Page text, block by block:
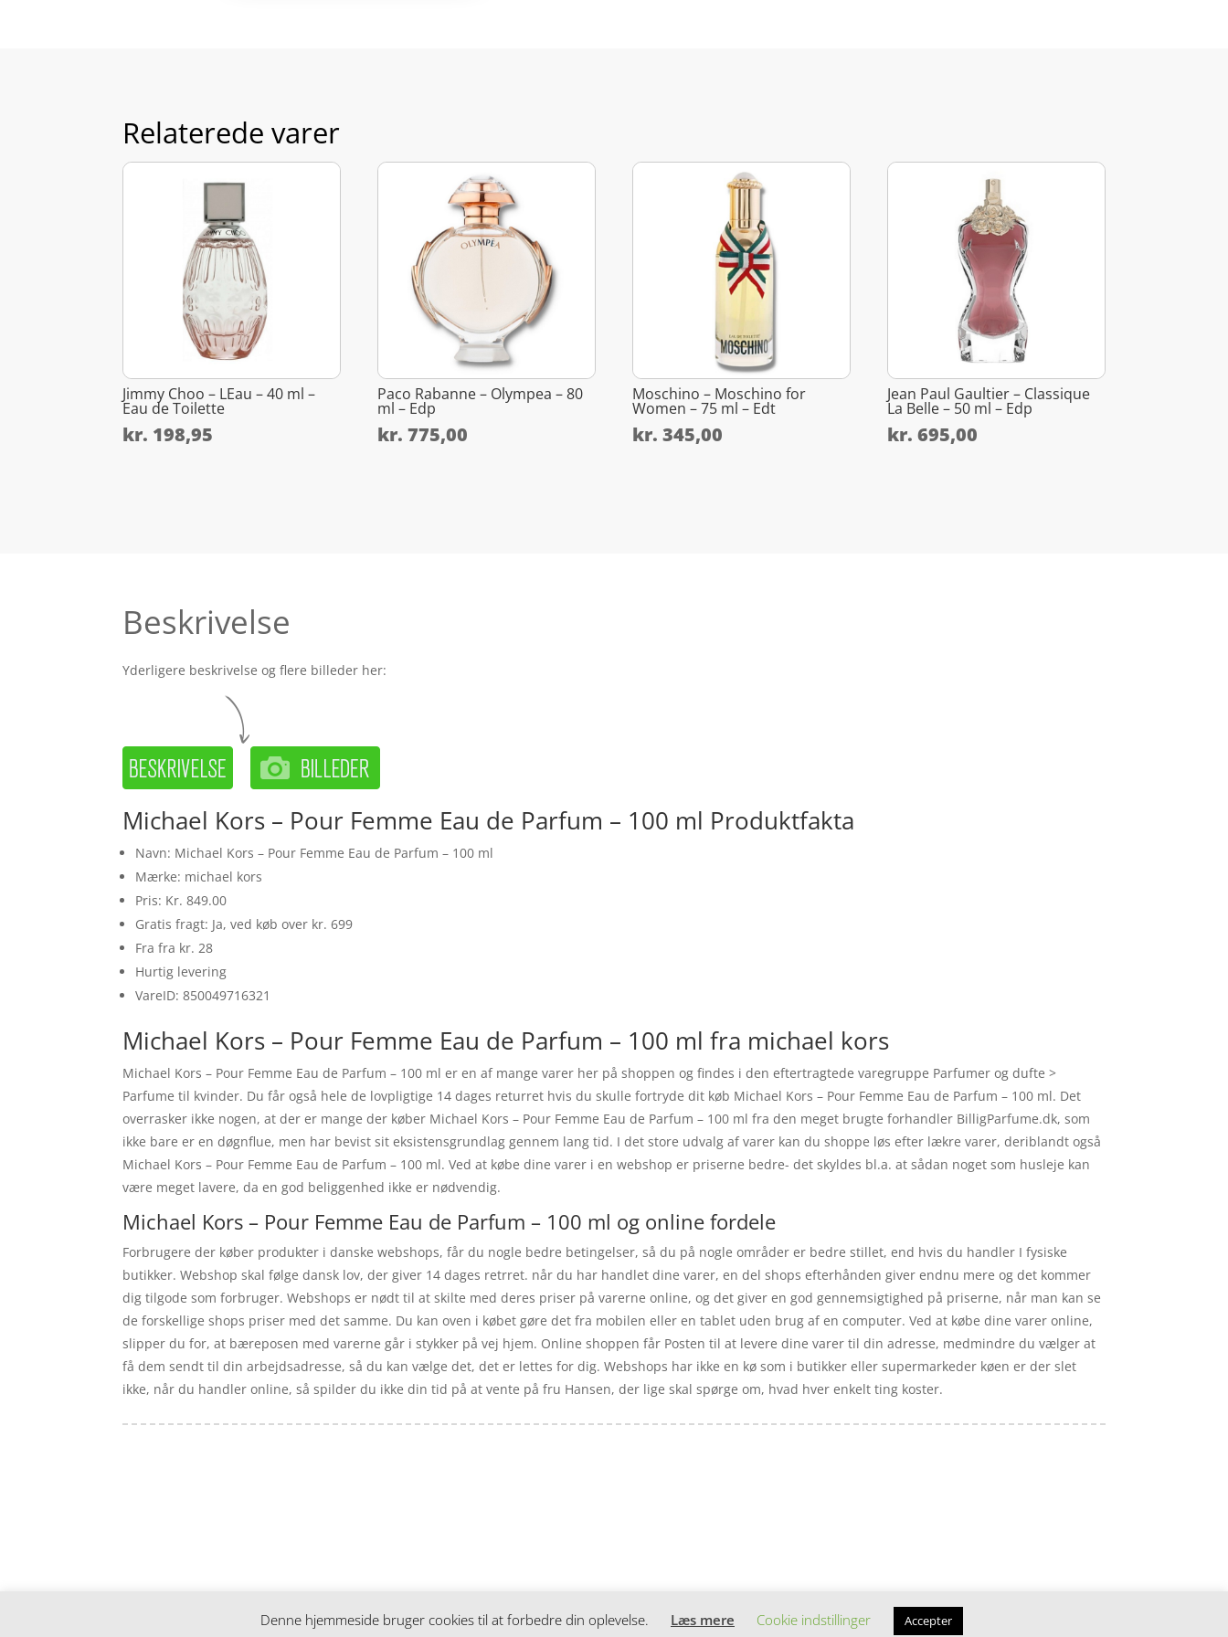
Relaterede varer
Jimmy Choo – LEau – 40 ml –
Eau de Toilette
kr. 198,95
Paco Rabanne – Olympea – 80
ml – Edp
kr. 775,00
Moschino – Moschino for
Women – 75 ml – Edt
kr. 345,00
Jean Paul Gaultier – Classique
La Belle – 50 ml – Edp
kr. 695,00
Beskrivelse
Yderligere beskrivelse og flere billeder her:
Michael Kors – Pour Femme Eau de Parfum – 100 ml Produktfakta
Navn: Michael Kors – Pour Femme Eau de Parfum – 100 ml
Mærke: michael kors
Pris: Kr. 849.00
Gratis fragt: Ja, ved køb over kr. 699
Fra fra kr. 28
Hurtig levering
VareID: 850049716321
Michael Kors – Pour Femme Eau de Parfum – 100 ml fra michael kors
Michael Kors – Pour Femme Eau de Parfum – 100 ml er en af mange varer her på shoppen og findes i den eftertragtede varegruppe Parfumer og dufte >
Parfume til kvinder. Du får også hele de lovpligtige 14 dages returret hvis du skulle fortryde dit køb Michael Kors – Pour Femme Eau de Parfum – 100 ml. Det
overrasker ikke nogen, at der er mange der køber Michael Kors – Pour Femme Eau de Parfum – 100 ml fra den meget brugte forhandler BilligParfume.dk, som
ikke bare er en døgnflue, men har bevist sit eksistensgrundlag gennem lang tid. I det store udvalg af varer kan du shoppe løs efter lækre varer, deriblandt også
Michael Kors – Pour Femme Eau de Parfum – 100 ml. Ved at købe dine varer i en webshop er priserne bedre- det skyldes bl.a. at sådan noget som husleje kan
være meget lavere, da en god beliggenhed ikke er nødvendig.
Michael Kors – Pour Femme Eau de Parfum – 100 ml og online fordele
Forbrugere der køber produkter i danske webshops, får du nogle bedre betingelser, så du på nogle områder er bedre stillet, end hvis du handler I fysiske
butikker. Webshop skal følge dansk lov, der giver 14 dages retrret. når du har handlet dine varer, en del shops efterhånden giver endnu mere og det kommer
dig tilgode som forbruger. Webshops er nødt til at skilte med deres priser på varerne online, og det giver en god gennemsigtighed på priserne, når man kan se
de forskellige shops priser med det samme. Du kan oven i købet gøre det fra mobilen eller en tablet uden brug af en computer. Ved at købe dine varer online,
slipper du for, at bæreposen med varerne går i stykker på vej hjem. Online shoppen får Posten til at levere dine varer til din adresse, medmindre du vælger at
få dem sendt til din arbejdsadresse, så du kan vælge det, det er lettes for dig. Webshops har ikke en kø som i butikker eller supermarkeder køen er der slet
ikke, når du handler online, så spilder du ikke din tid på at vente på fru Hansen, der lige skal spørge om, hvad hver enkelt ting koster.
Denne hjemmeside bruger cookies til at forbedre din oplevelse. Læs mere Cookie indstillinger Accepter